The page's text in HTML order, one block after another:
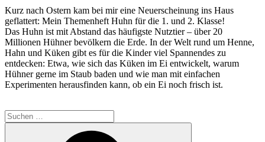
Kurz nach Ostern kam bei mir eine Neuerscheinung ins Haus
geflattert: Mein Themenheft Huhn für die 1. und 2. Klasse!
Das Huhn ist mit Abstand das häufigste Nutztier – über 20
Millionen Hühner bevölkern die Erde. In der Welt rund um Henne,
Hahn und Küken gibt es für die Kinder viel Spannendes zu
entdecken: Etwa, wie sich das Küken im Ei entwickelt, warum
Hühner gerne im Staub baden und wie man mit einfachen
Experimenten herausfinden kann, ob ein Ei noch frisch ist.
Suche
nach: